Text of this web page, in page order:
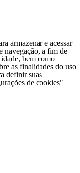
armazenar e acessar
navegação, a fim de
bem como
as finalidades do uso
definir suas
de cookies"